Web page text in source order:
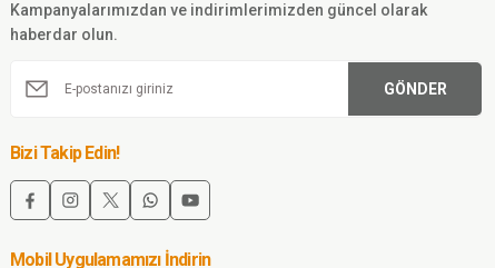
Soğuk Geçirmez
Kampanyalarımızdan ve indirimlerimizden güncel olarak
haberdar olun.
GÖNDER
Bizi Takip Edin!
Mobil Uygulamamızı İndirin